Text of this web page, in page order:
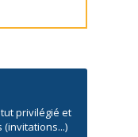
privilégié et